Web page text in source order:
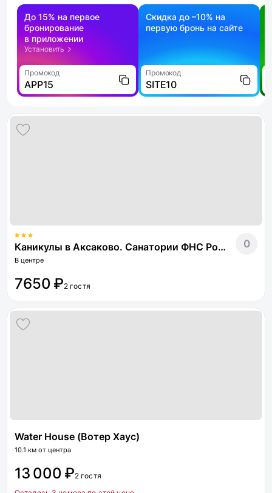
До 15% на первое
бронирование
в приложении
Установить
Промокод
APP15
Скидка до –10% на
первую бронь на сайте
Промокод
SITE10
Каникулы в Аксаково. Санатории ФНС России
В центре
0
7650 ₽2 гостя
Water House (Вотер Хаус)
10.1 км от центра
13 000 ₽2 гостя